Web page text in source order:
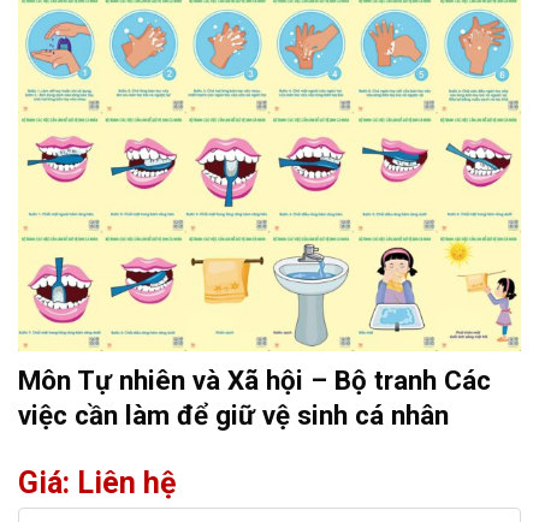
Môn Tự nhiên và Xã hội – Bộ tranh Các
việc cần làm để giữ vệ sinh cá nhân
Giá: Liên hệ